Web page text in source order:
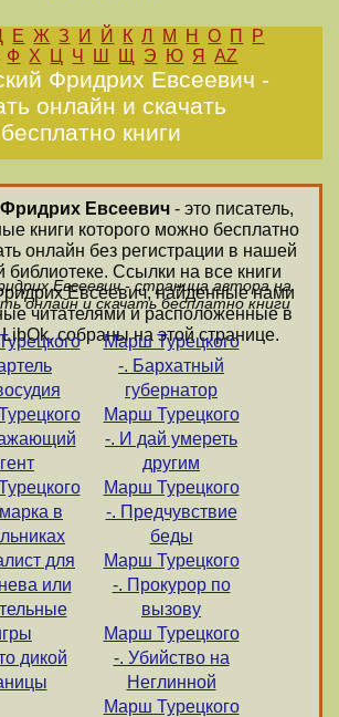
Е Ж З И Й К Л М Н О П
Р
Ф Х Ц Ч Ш Щ Э Ю Я AZ
Фридрих Евсеевич -
онлайн и скачать
бесплатно книги
Евсеевич- это писатель,
книги которого можно бесплатно
онлайн без регистрации в нашей
библиотеке. Ссылки на все книги
Евсеевич, найденные нами
читателями и расположенные в
собраны на этой странице.
Евсеевич - страница автора на
онлайн и скачать бесплатно книги
в
для
или
дикой
Марш Турецкого
-. Бархатный
губернатор
Марш Турецкого
-. И дай умереть
другим
Марш Турецкого
-. Предчувствие
беды
Марш Турецкого
-. Прокурор по
вызову
Марш Турецкого
-. Убийство на
Неглинной
Марш Турецкого